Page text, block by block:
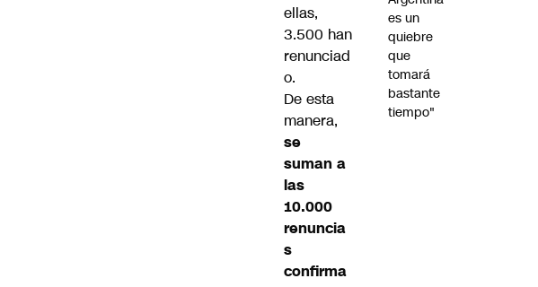
ellas,
3.500 han
renunciad
o.
De esta
manera,
se
suman a
las
10.000
renuncia
s
confirma
es un
quiebre
que
tomará
bastante
tiempo"